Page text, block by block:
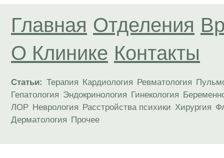
Главная Отделения
О Клинике Контакты
Статьи: Терапия Кардиология Ревматология
Гепатология Эндокринология Гинекология
ЛОР Неврология Расстройства психики Хирургия
Дерматология Прочее